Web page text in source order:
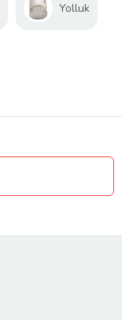
Yolluk